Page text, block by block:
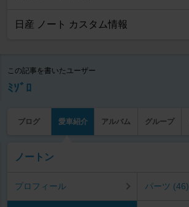
日産 ノート カスタム情報
この記事を書いたユーザー
ﾐｿﾞﾛ
ブログ 愛車紹介 アルバム グループ
ノートン
プロフィール パーツ (46)